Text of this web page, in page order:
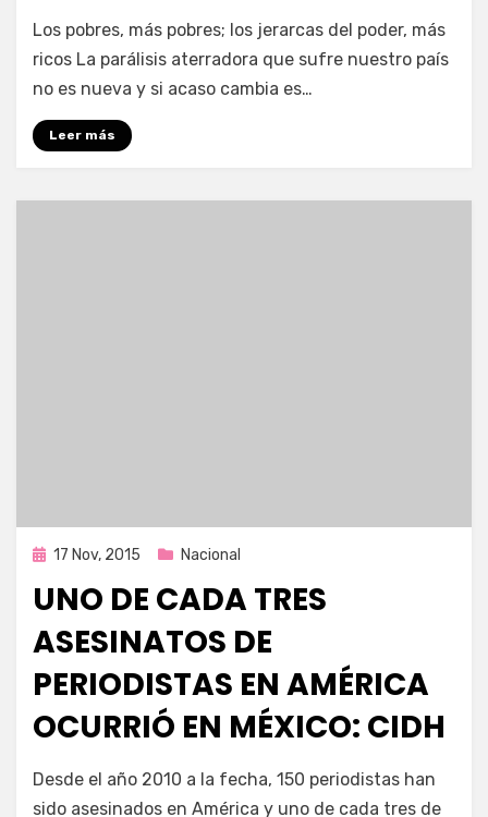
Enrique
Los pobres, más pobres; los jerarcas del poder, más
ricos La parálisis aterradora que sufre nuestro país
no es nueva y si acaso cambia es…
Leer más
Publicada
17 Nov, 2015 Nacional
UNO DE CADA TRES
ASESINATOS DE
PERIODISTAS EN AMÉRICA
OCURRIÓ EN MÉXICO: CIDH
por Enrique
Desde el año 2010 a la fecha, 150 periodistas han
sido asesinados en América y uno de cada tres de